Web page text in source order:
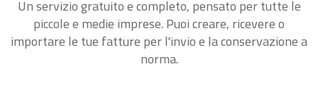
Un servizio gratuito e completo, pensato per tutte le
piccole e medie imprese. Puoi creare, ricevere o
importare le tue fatture per l'invio e la conservazione a
norma.